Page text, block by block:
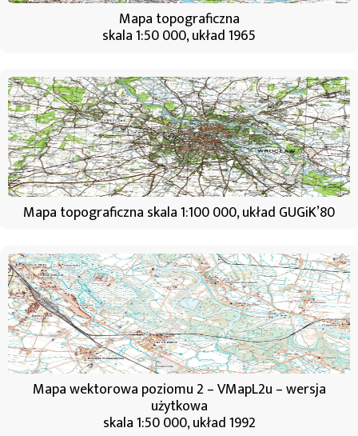
Mapa topograficzna
skala 1:50 000, układ 1965
Mapa topograficzna skala 1:100 000, układ GUGiK’80
Mapa wektorowa poziomu 2 – VMapL2u – wersja
użytkowa
skala 1:50 000, układ 1992